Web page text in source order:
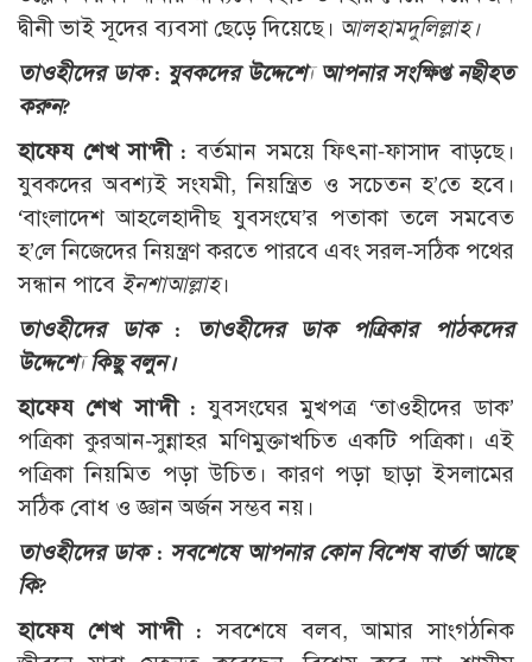
দ্বীনী ভাই সূদের ব্যবসা ছেড়ে দিয়েছে। আলহামদুলিল্লাহ।
তাওহীদের ডাক : যুবকদের উদ্দেশ্যে আপনার সংক্ষিপ্ত নছীহত
করুন?
হাফেয শেখ সা‘দী :বর্তমান সময়ে ফিৎনা-ফাসাদ বাড়ছে।
যুবকদের অবশ্যই সংযমী, নিয়ন্ত্রিত ও সচেতন হ’তে হবে।
‘বাংলাদেশ আহলেহাদীছ যুবসংঘে’র পতাকা তলে সমবেত
হ’লে নিজেদের নিয়ন্ত্রণ করতে পারবে এবং সরল-সঠিক পথের
সন্ধান পাবে ইনশাআল্লাহ।
তাওহীদের ডাক : তাওহীদের ডাক পত্রিকার পাঠকদের
উদ্দেশ্যে কিছু বলুন।
হাফেয শেখ সা‘দী :যুবসংঘের মুখপত্র ‘তাওহীদের ডাক’
পত্রিকা কুরআন-সুন্নাহর মণিমুক্তাখচিত একটি পত্রিকা। এই
পত্রিকা নিয়মিত পড়া উচিত। কারণ পড়া ছাড়া ইসলামের
সঠিক বোধ ও জ্ঞান অর্জন সম্ভব নয়।
তাওহীদের ডাক : সবশেষে আপনার কোন বিশেষ বার্তা আছে
কি?
হাফেয শেখ সা‘দী :সবশেষে বলব, আমার সাংগঠনিক